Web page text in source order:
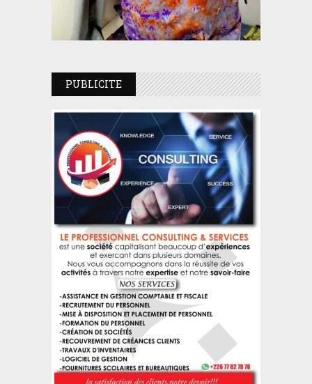
PUBLICITE